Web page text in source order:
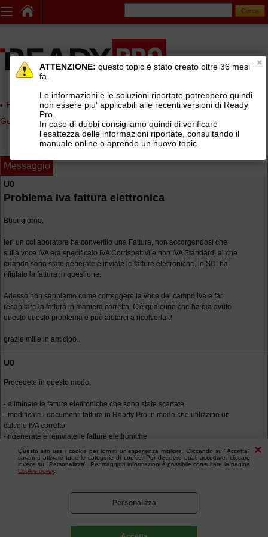
Questo sito usa i cookie per fornirti un'esperienza migliore. Cliccando su "Accetta"
saranno attivate tutte le categorie di cookie. Per decidere quali accettare, cliccare
invece su "Personalizza". Per maggiori informazioni è possibile consultare la pagina
Cookie policy.
Personalizza
Home page> AREE DI SUPPORTO TECNICO GRATUITO>
Gestionale Ready Pro>Archiviazione documentale
Messaggio
U0
Problema iva fattura elettronica
Buongiorno,
ieri un collaboratore ha convertito una Fattura, non accorgendosi che
sulla voce IVA era specificato IVA Corrispettivi e non IVA Standard, al che
quando sono state generate e inviate le fatture elettroniche, lo SDI ha
rifiutato la fattura in questione.
Adesso non sappiamo come correggere la voce del campo iva e far
recapitare la fattura in maniera corretta. C'è qualcuno che ha gia avuto
questo questo problema e può aiutarci a ricolverla ?
grazie mille in anticipo..
U0
Procedete in questo modo:
- eliminate le fatture elettroniche che sono state scartate
- modificate i documenti fattura in Ready Pro in modo che utilizzino un
calcolo IVA corretto
- rigenerate e reinviate le fatture elettroniche
ATTENZIONE: questo topic è stato creato oltre 36 mesi
fa.
Le informazioni e le soluzioni riportate potrebbero quindi
non essere piu' applicabili alle recenti versioni di Ready
Pro.
In caso di dubbi consigliamo quindi di verificare
l'esattezza delle informazioni riportate, consultando il
manuale online o aprendo un nuovo topic.